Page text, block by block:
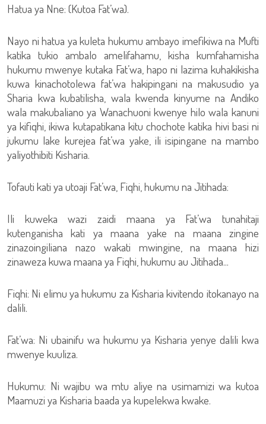
Hatua ya Nne: (Kutoa Fat’wa).
Nayo ni hatua ya kuleta hukumu ambayo imefikiwa na Mufti
katika tukio ambalo amelifahamu, kisha kumfahamisha
hukumu mwenye kutaka Fat’wa, hapo ni lazima kuhakikisha
kuwa kinachotolewa fat’wa hakipingani na makusudio ya
Sharia kwa kubatilisha, wala kwenda kinyume na Andiko
wala makubaliano ya Wanachuoni kwenye hilo wala kanuni
ya kifiqhi, ikiwa kutapatikana kitu chochote katika hivi basi ni
jukumu lake kurejea fat’wa yake, ili isipingane na mambo
yaliyothibiti Kisharia.
Tofauti kati ya utoaji Fat’wa, Fiqhi, hukumu na Jitihada:
Ili kuweka wazi zaidi maana ya Fat’wa tunahitaji
kutenganisha kati ya maana yake na maana zingine
zinazoingiliana nazo wakati mwingine, na maana hizi
zinaweza kuwa maana ya Fiqhi, hukumu au Jitihada...
Fiqhi: Ni elimu ya hukumu za Kisharia kivitendo itokanayo na
dalili.
Fat’wa: Ni ubainifu wa hukumu ya Kisharia yenye dalili kwa
mwenye kuuliza.
Hukumu: Ni wajibu wa mtu aliye na usimamizi wa kutoa
Maamuzi ya Kisharia baada ya kupelekwa kwake.